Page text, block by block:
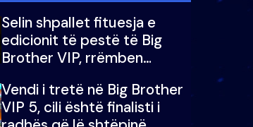
Selin shpallet fituesja e
edicionit të pestë të Big
Brother VIP, rrëmben
mijë eurosh
Vendi i tretë në Big Brother
VIP 5, cili është finalisti i